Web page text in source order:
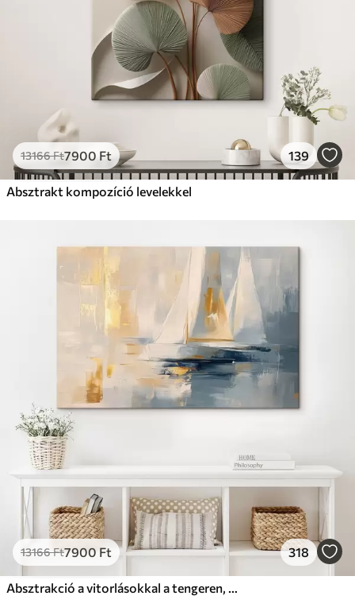
13166Ft7900 Ft 139
Absztrakt kompozíció levelekkel
13166Ft7900 Ft 318
Absztrakció a vitorlásokkal a tengeren, akril stílusban, naplemente